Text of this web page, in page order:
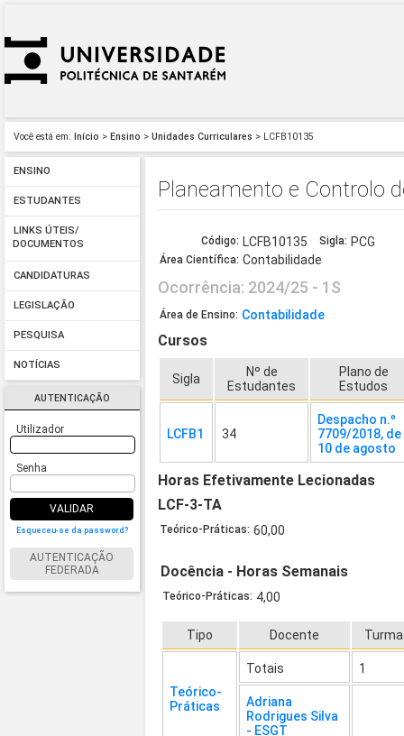
Você está em: Início > Ensino > Unidades Curriculares > LCFB10135
ENSINO
ESTUDANTES
LINKS ÚTEIS/
DOCUMENTOS
CANDIDATURAS
LEGISLAÇÃO
PESQUISA
NOTÍCIAS
AUTENTICAÇÃO
Utilizador
Senha
VALIDAR
Esqueceu-se da password?
AUTENTICAÇÃO
FEDERADA
Planeamento e Controlo
Código: LCFB10135 Sigla: PCG
Área Científica: Contabilidade
Ocorrência: 2024/25 - 1S
Área de Ensino: Contabilidade
Cursos
Sigla
Nº de
Estudantes
Plano de
Estudos
LCFB1 34
Despacho n.º
7709/2018, de
10 de agosto
Horas Efetivamente Lecionadas
LCF-3-TA
Teórico-Práticas: 60,00
Docência - Horas Semanais
Teórico-Práticas: 4,00
Tipo Docente
Teórico-
Práticas
Totais 1
Adriana
Rodrigues Silva
- ESGT